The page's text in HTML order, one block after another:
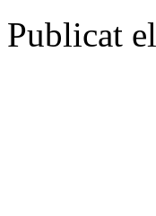
Publicat el